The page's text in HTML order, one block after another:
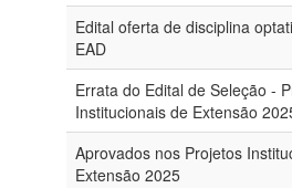
Edital oferta de disciplina
EAD
Errata do Edital de Seleção -
Institucionais de Extensão
Aprovados nos Projetos
Extensão 2025